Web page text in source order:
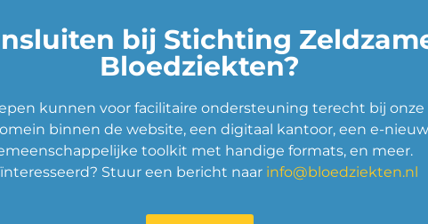
bij Stichting
Bloedziekten?
kunnen voor facilitaire ondersteuning terecht bij
binnen de website, een digitaal kantoor, een e-
toolkit met handige formats, en meer.
Stuur een bericht naar info@bloedziekten.nl